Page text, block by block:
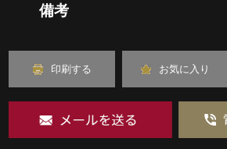
備考
印刷する お気に入り